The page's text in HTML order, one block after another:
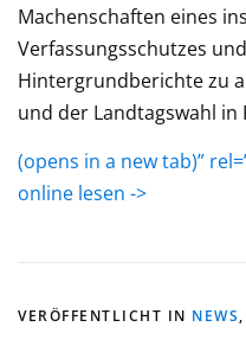
Machenschaften eines
Verfassungsschutzes
Hintergrundberichte zu
und der Landtagswahl in
(opens in a new tab)”
online lesen ->
VERÖFFENTLICHT IN NEWS,